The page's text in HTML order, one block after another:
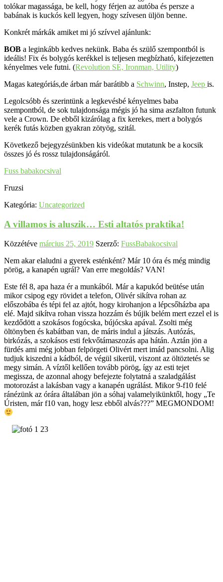
tolókar magassága, be kell, hogy férjen az autóba és persze a
babának is kuckós kell legyen, hogy szívesen üljön benne.
Konkrét márkák amiket mi jó szívvel ajánlunk:
BOB a leginkább kedves nekünk. Baba és szülő szempontból is
ideális! Fix és bolygós kerékkel is teljesen megbízható, kifejezetten
kényelmes vele futni. (Revolution SE, Ironman, Utility)
Magas kategóriás,de árban már barátibb a Schwinn, Instep, Jeep is.
Legolcsóbb és szerintünk a legkevésbé kényelmes baba
szempontból, de sok tulajdonsága mégis jó ha sima aszfalton futunk
vele a Crown. De ebből kizárólag a fix kerekes, mert a bolygós
kerék futás közben gyakran zötyög, szitál.
Következő bejegyzésünkben kis videókat mutatunk be a kocsik
összes jó és rossz tulajdonságáról.
Fuss babakocsival
Fruzsi
Kategória: Uncategorized
A villamos is aluszik… Esti altatós praktika!
Közzétéve március 25, 2019 Szerző: FussBabakocsival
Nem akar elaludni a gyerek esténként? Már 10 óra és még mindig
pörög, a kanapén ugrál? Van erre megoldás? VAN!
Este fél 8, apa haza ér a munkából. Már a kapukód beütése után
mikor csipog egy rövidet a telefon, Olivér sikítva rohan az
előszobába és tépi fel az ajtót, hogy kirohanjon a lépcsőházba apa
elé. Majd sikítva rohan vissza hozzám és bújik belém mert ezzel el is
kezdődött a szokásos fogócska, bújócska apával. Zsolti még
öltönyben és kabátban van, de máris indul a játszás. Autózás,
birkózás, a szokásos esti fekvőtámaszozás apa hátán. Aztán jön a
fürdés ami még jobban felpörgeti Olivért mert imád pancsolni. Alig
tudjuk kiszedni a kádból, de végül sikerül, viszont az öltöztetés se
megy simán. A víztől kellően tovább pörög, így az esti tejet
megissza, de azonnal ahogy befejezte folytatná a szaladgálást
motorozást a lakásban vagy a kanapén ugrálást. Mikor 9-f10 felé
ránézünk az órára általában jön a sóhaj valamelyikünktől, hogy „Te
Úristen, már f10 van, hogy lesz ebből alvás???” MEGMONDOM!